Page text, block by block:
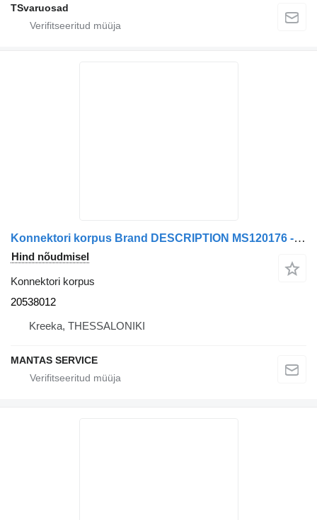
TSvaruosad
Konnektori korpus Brand DESCRIPTION MS120176 - AFTERMARKET 20538012 tüübi jaoks sadulveoki
Hind nõudmisel
Konnektori korpus
20538012
Kreeka, THESSALONIKI
MANTAS SERVICE